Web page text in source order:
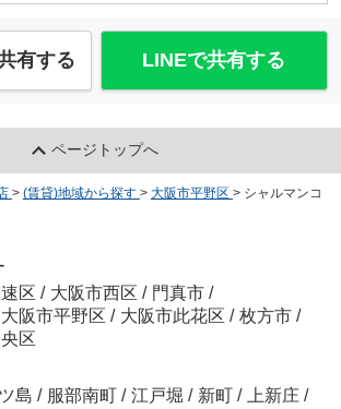
有する LINEで共有する
ページトップへ
> (賃貸)地域から探す > 大阪市平野区 > シャルマンコ
区 / 大阪市西区 / 門真市 /
大阪市平野区 / 大阪市此花区 / 枚方市 /
区
島 / 服部南町 / 江戸堀 / 新町 / 上新庄 /